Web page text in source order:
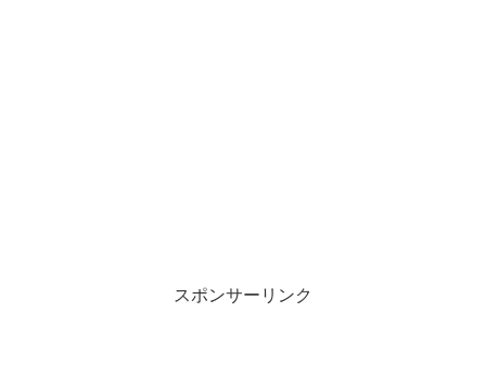
スポンサーリンク